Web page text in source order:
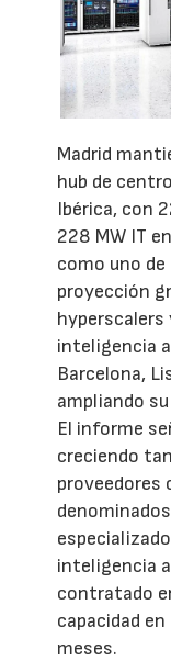
Madrid
hub de
Ibérica, con
228 MW IT
como uno
proyección
inteligencia
Barcelona,
ampliando
El informe
creciendo
proveedores
inteligencia
contratado
capacidad
meses.